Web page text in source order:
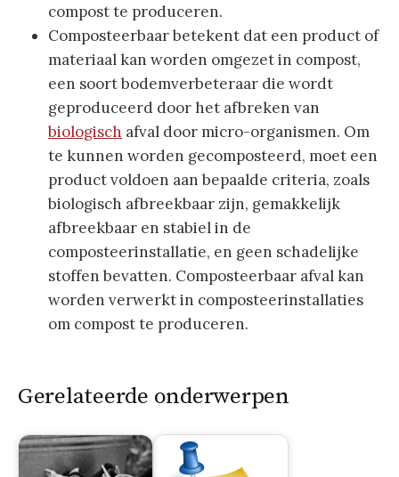
compost te produceren.
Composteerbaar betekent dat een product of
materiaal kan worden omgezet in compost,
een soort bodemverbeteraar die wordt
geproduceerd door het afbreken van
biologisch afval door micro-organismen. Om
te kunnen worden gecomposteerd, moet een
product voldoen aan bepaalde criteria, zoals
biologisch afbreekbaar zijn, gemakkelijk
afbreekbaar en stabiel in de
composteerinstallatie, en geen schadelijke
stoffen bevatten. Composteerbaar afval kan
worden verwerkt in composteerinstallaties
om compost te produceren.
Gerelateerde onderwerpen